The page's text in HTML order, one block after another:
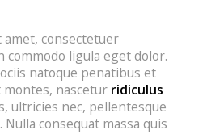
consectetuer
commodo ligula eget dolor.
natoque penatibus et
nascetur ridiculus
ultricies nec, pellentesque
consequat massa quis